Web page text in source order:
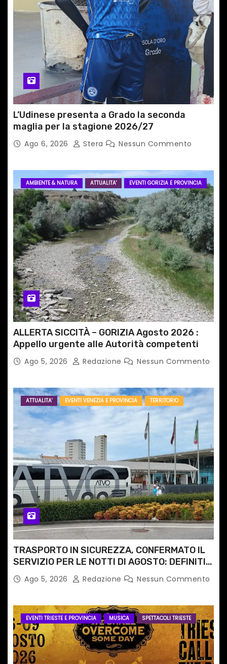
i
c
o
l
i
L’Udinese presenta a Grado la seconda
maglia per la stagione 2026/27
Ago 6, 2026 Stera Nessun Commento
AMBIENTE & NATURA ATTUALITA' EVENTI GORIZIA E PROVINCIA
ALLERTA SICCITÀ – GORIZIA Agosto 2026 :
Appello urgente alle Autorità competenti
Ago 5, 2026 Redazione Nessun Commento
ATTUALITA' EVENTI VENEZIA E PROVINCIA TERRITORIO
TRASPORTO IN SICUREZZA, CONFERMATO IL
SERVIZIO PER LE NOTTI DI AGOSTO: DEFINITI
PERCORSI, FERMATE E ORARIO
Ago 5, 2026 Redazione Nessun Commento
EVENTI TRIESTE E PROVINCIA MUSICA SPETTACOLI TRIESTE